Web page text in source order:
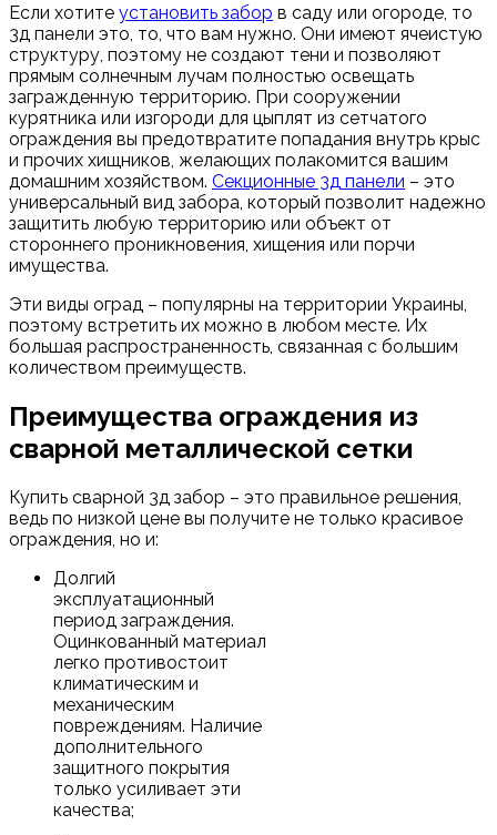
Если хотите установить забор в саду или огороде, то
3д панели это, то, что вам нужно. Они имеют ячеистую
структуру, поэтому не создают тени и позволяют
прямым солнечным лучам полностью освещать
загражденную территорию. При сооружении
курятника или изгороди для цыплят из сетчатого
ограждения вы предотвратите попадания внутрь крыс
и прочих хищников, желающих полакомится вашим
домашним хозяйством. Секционные 3д панели – это
универсальный вид забора, который позволит надежно
защитить любую территорию или объект от
стороннего проникновения, хищения или порчи
имущества.
Эти виды оград – популярны на территории Украины,
поэтому встретить их можно в любом месте. Их
большая распространенность, связанная с большим
количеством преимуществ.
Преимущества ограждения из
сварной металлической сетки
Купить сварной 3д забор – это правильное решения,
ведь по низкой цене вы получите не только красивое
ограждения, но и:
Долгий
эксплуатационный
период заграждения.
Оцинкованный материал
легко противостоит
климатическим и
механическим
повреждениям. Наличие
дополнительного
защитного покрытия
только усиливает эти
качества;